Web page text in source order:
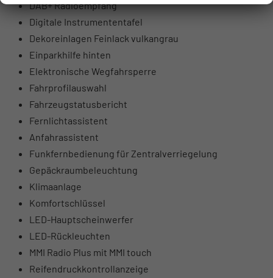
DAB+ Radioempfang
Digitale Instrumententafel
Dekoreinlagen Feinlack vulkangrau
Einparkhilfe hinten
Elektronische Wegfahrsperre
Fahrprofilauswahl
Fahrzeugstatusbericht
Fernlichtassistent
Anfahrassistent
Funkfernbedienung für Zentralverriegelung
Gepäckraumbeleuchtung
Klimaanlage
Komfortschlüssel
LED-Hauptscheinwerfer
LED-Rückleuchten
MMI Radio Plus mit MMI touch
Reifendruckkontrollanzeige